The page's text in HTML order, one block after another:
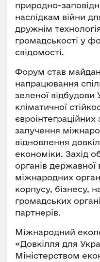
природно-
наслідкам війни
дружнім
громадськості у
свідомості.
Форум став
напрацювання
зеленої відбудови
кліматичної
євроінтеграційних
залучення
відновлення
економіки. Захід
органів
міжнародних
корпусу, бізнесу,
громадських
партнерів.
Міжнародний
«Довкілля для
Міністерством